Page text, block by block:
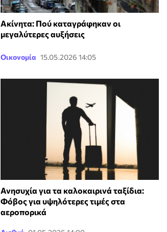
Ακίνητα: Πού καταγράφηκαν οι
μεγαλύτερες αυξήσεις
Οικονομία 15.05.2026 14:05
Ανησυχία για τα καλοκαιρινά ταξίδια:
Φόβος για υψηλότερες τιμές στα
αεροπορικά